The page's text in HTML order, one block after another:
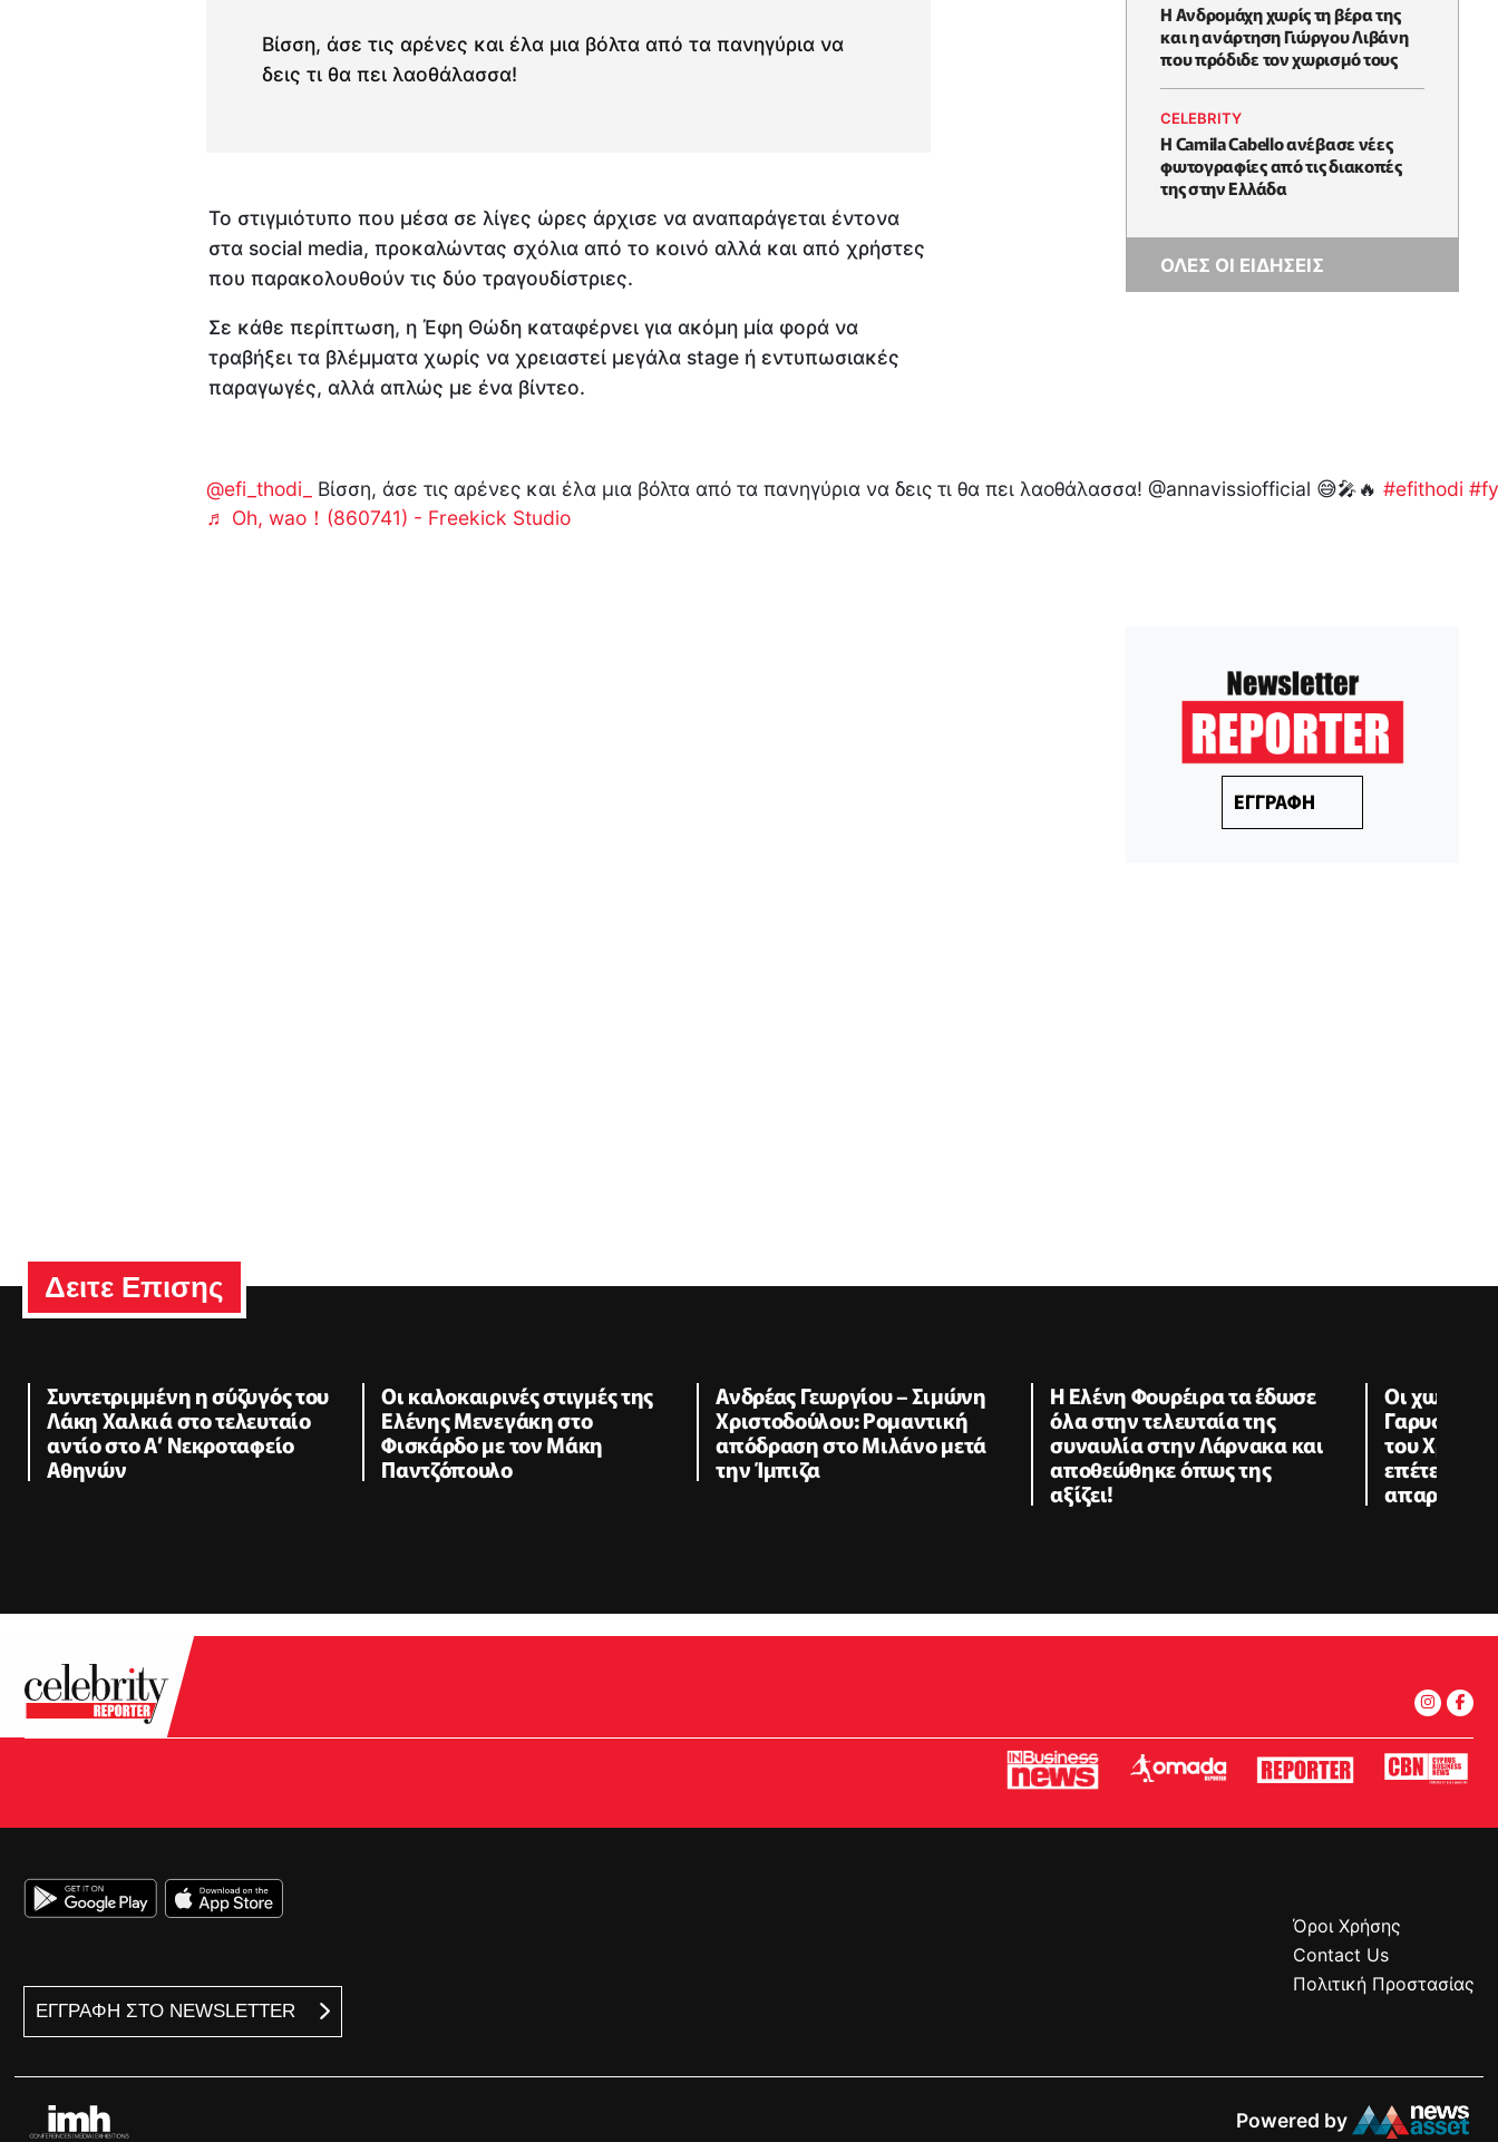
Βίσση, άσε τις αρένες και έλα μια βόλτα από τα πανηγύρια να
δεις τι θα πει λαοθάλασσα!
Το στιγμιότυπο που μέσα σε λίγες ώρες άρχισε να αναπαράγεται έντονα
στα social media, προκαλώντας σχόλια από το κοινό αλλά και από χρήστες
που παρακολουθούν τις δύο τραγουδίστριες.
Σε κάθε περίπτωση, η Έφη Θώδη καταφέρνει για ακόμη μία φορά να
τραβήξει τα βλέμματα χωρίς να χρειαστεί μεγάλα stage ή εντυπωσιακές
παραγωγές, αλλά απλώς με ένα βίντεο.
@efi_thodi_ Βίσση, άσε τις αρένες και έλα μια βόλτα από τα πανηγύρια να δεις τι θα πει λαοθάλασσα! @annavissiofficial 😅🎤🔥 #efithodi
♬ Oh, wao！(860741) - Freekick Studio
Η Ανδρομάχη χωρίς τη βέρα της
και η ανάρτηση Γιώργου Λιβάνη
που πρόδιδε τον χωρισμό τους
CELEBRITY
Η Camila Cabello ανέβασε νέες
φωτογραφίες από τις διακοπές
της στην Ελλάδα
ΟΛΕΣ ΟΙ ΕΙΔΗΣΕΙΣ
ΕΓΓΡΑΦΗ
Δειτε Επισης
Συντετριμμένη η σύζυγός του
Λάκη Χαλκιά στο τελευταίο
αντίο στο Α’ Νεκροταφείο
Αθηνών
Oι καλοκαιρινές στιγμές της
Ελένης Μενεγάκη στο
Φισκάρδο με τον Μάκη
Παντζόπουλο
Ανδρέας Γεωργίου – Σιμώνη
Χριστοδούλου: Ρομαντική
απόδραση στο Μιλάνο μετά
την Ίμπιζα
Η Ελένη Φουρέιρα τα έδωσε
όλα στην τελευταία της
συναυλία στην Λάρνακα και
αποθεώθηκε όπως της
αξίζει!
Οι
του
επέτειος
ΕΓΓΡΑΦΗ ΣΤΟ NEWSLETTER
Όροι Χρήσης
Contact Us
Πολιτική Προστασίας
Powered by